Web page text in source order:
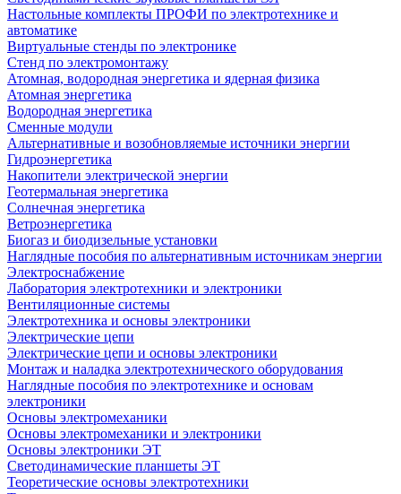
Настольные комплекты ПРОФИ по электротехнике и
автоматике
Виртуальные стенды по электронике
Стенд по электромонтажу
Атомная, водородная энергетика и ядерная физика
Атомная энергетика
Водородная энергетика
Сменные модули
Альтернативные и возобновляемые источники энергии
Гидроэнергетика
Накопители электрической энергии
Геотермальная энергетика
Солнечная энергетика
Ветроэнергетика
Биогаз и биодизельные установки
Наглядные пособия по альтернативным источникам энергии
Электроснабжение
Лаборатория электротехники и электроники
Вентиляционные системы
Электротехника и основы электроники
Электрические цепи
Электрические цепи и основы электроники
Монтаж и наладка электротехнического оборудования
Наглядные пособия по электротехнике и основам
электроники
Основы электромеханики
Основы электромеханики и электроники
Основы электроники ЭТ
Светодинамические планшеты ЭТ
Теоретические основы электротехники